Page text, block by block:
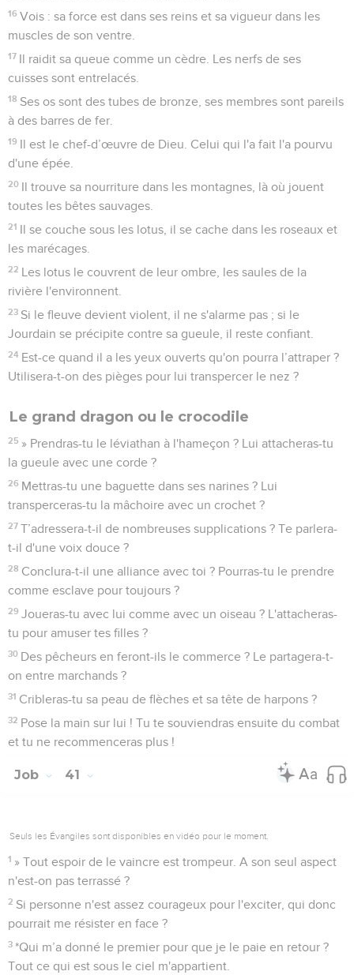
16 Vois : sa force est dans ses reins et sa vigueur dans les
muscles de son ventre.
17 Il raidit sa queue comme un cèdre. Les nerfs de ses
cuisses sont entrelacés.
18 Ses os sont des tubes de bronze, ses membres sont pareils
à des barres de fer.
19 Il est le chef-d’œuvre de Dieu. Celui qui l'a fait l'a pourvu
d'une épée.
20 Il trouve sa nourriture dans les montagnes, là où jouent
toutes les bêtes sauvages.
21 Il se couche sous les lotus, il se cache dans les roseaux et
les marécages.
22 Les lotus le couvrent de leur ombre, les saules de la
rivière l'environnent.
23 Si le fleuve devient violent, il ne s'alarme pas ; si le
Jourdain se précipite contre sa gueule, il reste confiant.
24 Est-ce quand il a les yeux ouverts qu'on pourra l’attraper ?
Utilisera-t-on des pièges pour lui transpercer le nez ?
Le grand dragon ou le crocodile
25 » Prendras-tu le léviathan à l'hameçon ? Lui attacheras-tu
la gueule avec une corde ?
26 Mettras-tu une baguette dans ses narines ? Lui
transperceras-tu la mâchoire avec un crochet ?
27 T’adressera-t-il de nombreuses supplications ? Te parlera-
t-il d'une voix douce ?
28 Conclura-t-il une alliance avec toi ? Pourras-tu le prendre
comme esclave pour toujours ?
29 Joueras-tu avec lui comme avec un oiseau ? L'attacheras-
tu pour amuser tes filles ?
30 Des pêcheurs en feront-ils le commerce ? Le partagera-t-
on entre marchands ?
31 Cribleras-tu sa peau de flèches et sa tête de harpons ?
32 Pose la main sur lui ! Tu te souviendras ensuite du combat
et tu ne recommenceras plus !
Job 41
Seuls les Évangiles sont disponibles en vidéo pour le moment.
1 » Tout espoir de le vaincre est trompeur. A son seul aspect
n'est-on pas terrassé ?
2 Si personne n'est assez courageux pour l'exciter, qui donc
pourrait me résister en face ?
3 *Qui m’a donné le premier pour que je le paie en retour ?
Tout ce qui est sous le ciel m'appartient.